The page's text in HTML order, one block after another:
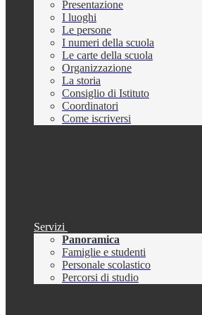
Presentazione
I luoghi
Le persone
I numeri della scuola
Le carte della scuola
Organizzazione
La storia
Consiglio di Istituto
Coordinatori
Come iscriversi
Servizi
Panoramica
Famiglie e studenti
Personale scolastico
Percorsi di studio